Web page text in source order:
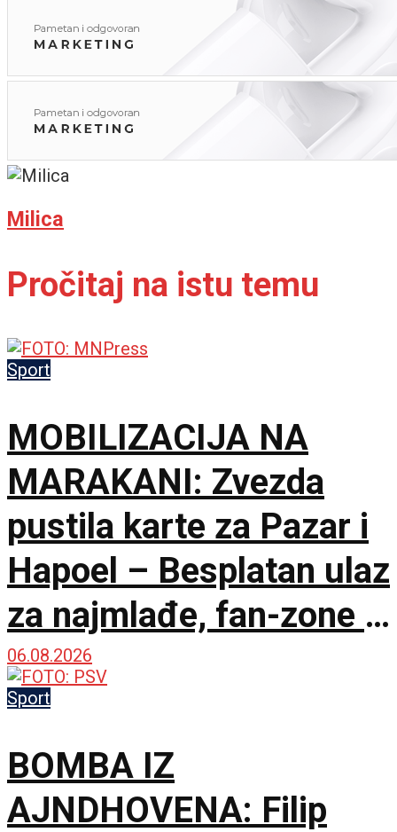
Milica
Pročitaj na istu temu
Sport
MOBILIZACIJA NA
MARAKANI: Zvezda
pustila karte za Pazar i
Hapoel – Besplatan ulaz
za najmlađe, fan-zone i
besplatna karta za
humanost!
06.08.2026
Sport
BOMBA IZ
AJNDHOVENA: Filip